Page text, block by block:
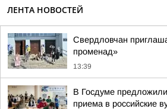
ЛЕНТА НОВОСТЕЙ
Свердловчан
променад»
13:39
В Госдуме
приема в российские